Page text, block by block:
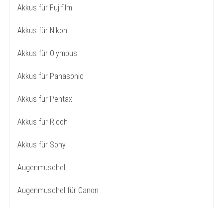
Akkus für Fujifilm
Akkus für Nikon
Akkus für Olympus
Akkus für Panasonic
Akkus für Pentax
Akkus für Ricoh
Akkus für Sony
Augenmuschel
Augenmuschel für Canon